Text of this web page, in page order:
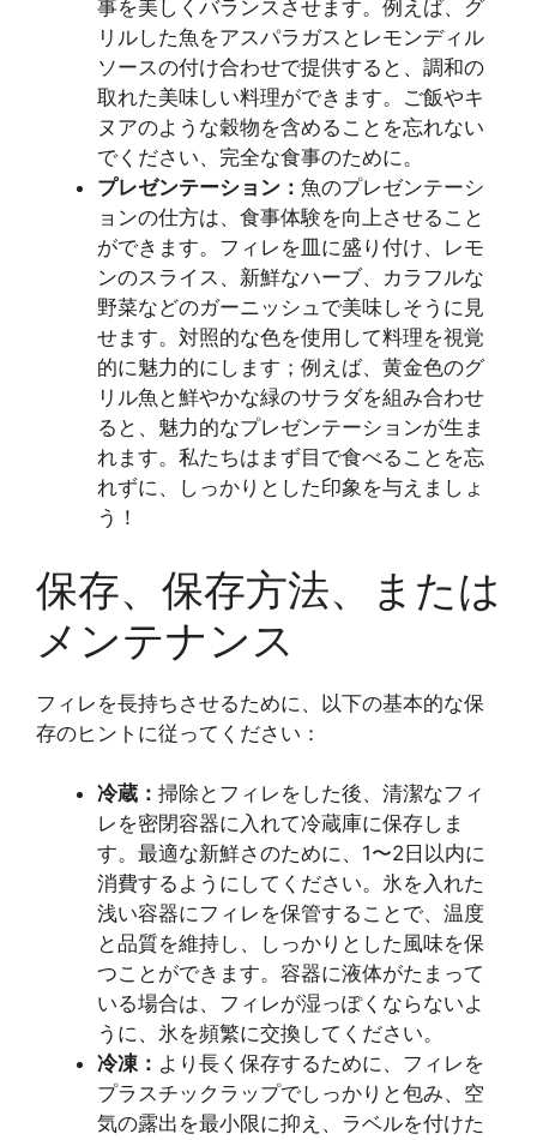
事を美しくバランスさせます。例えば、グ
リルした魚をアスパラガスとレモンディル
ソースの付け合わせで提供すると、調和の
取れた美味しい料理ができます。ご飯やキ
ヌアのような穀物を含めることを忘れない
でください、完全な食事のために。
プレゼンテーション： 魚のプレゼンテーシ
ョンの仕方は、食事体験を向上させること
ができます。フィレを皿に盛り付け、レモ
ンのスライス、新鮮なハーブ、カラフルな
野菜などのガーニッシュで美味しそうに見
せます。対照的な色を使用して料理を視覚
的に魅力的にします；例えば、黄金色のグ
リル魚と鮮やかな緑のサラダを組み合わせ
ると、魅力的なプレゼンテーションが生ま
れます。私たちはまず目で食べることを忘
れずに、しっかりとした印象を与えましょ
う！
保存、保存方法、または
メンテナンス
フィレを長持ちさせるために、以下の基本的な保
存のヒントに従ってください：
冷蔵： 掃除とフィレをした後、清潔なフィ
レを密閉容器に入れて冷蔵庫に保存しま
す。最適な新鮮さのために、1〜2日以内に
消費するようにしてください。氷を入れた
浅い容器にフィレを保管することで、温度
と品質を維持し、しっかりとした風味を保
つことができます。容器に液体がたまって
いる場合は、フィレが湿っぽくならないよ
うに、氷を頻繁に交換してください。
冷凍： より長く保存するために、フィレを
プラスチックラップでしっかりと包み、空
気の露出を最小限に抑え、ラベルを付けた